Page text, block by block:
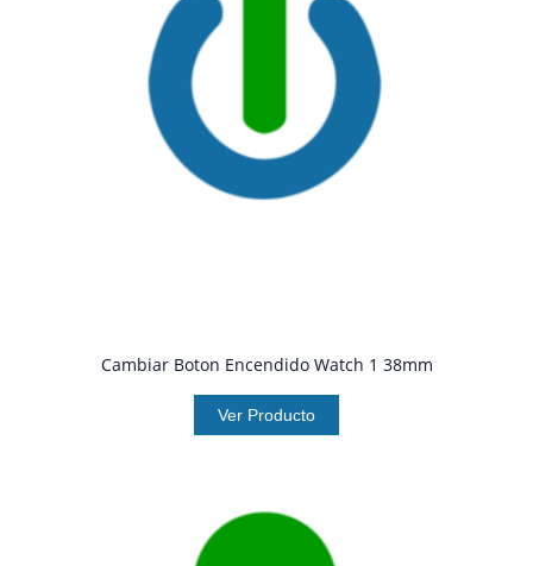
Cambiar Boton Encendido Watch 1 38mm
Ver Producto